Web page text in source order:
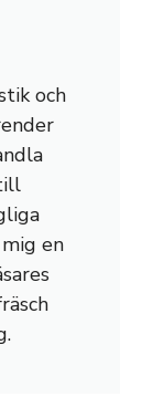
och
en